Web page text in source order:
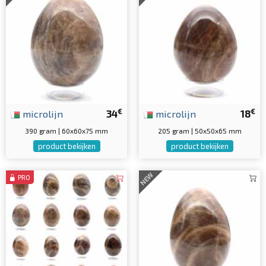
34€
microlijn
390 gram | 60x60x75 mm
product bekijken
18€
microlijn
205 gram | 50x50x65 mm
product bekijken
PRO NEW